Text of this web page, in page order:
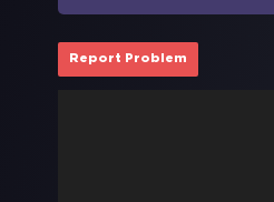
Report Problem